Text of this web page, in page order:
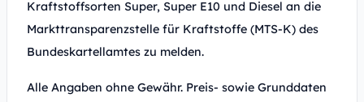
Kraftstoffsorten Super, Super E10 und Diesel an die
Markttransparenzstelle für Kraftstoffe (MTS-K) des
Bundeskartellamtes zu melden.
Alle Angaben ohne Gewähr. Preis- sowie Grunddaten